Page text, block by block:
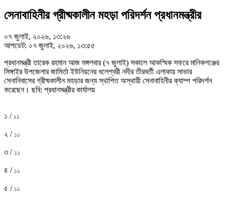
সেনাবাহিনীর গ্রীষ্মকালীন মহড়া পরিদর্শন প্রধানমন্ত্রীর
০৭ জুলাই, ২০২৬, ১৩:২৬
আপডেট: ০৭ জুলাই, ২০২৬, ১৩:৫৫
প্রধানমন্ত্রী তারেক রহমান আজ মঙ্গলবার (৭ জুলাই) সকালে আকস্মিক সফরে মানিকগঞ্জের
সিঙ্গাইর উপজেলার জামির্তা ইউনিয়নের ধলেশ্বরী নদীর তীরবর্তী এলাকায় সাভার
সেনানিবাসের গ্রীষ্মকালীন মহড়ার জন্য স্থাপিত অস্থায়ী সেনাবাহিনীর ক্যাম্প পরিদর্শন
করেছেন। ছবি: প্রধানমন্ত্রীর কার্যালয়
১ / ১১
২ / ১১
৩ / ১১
৪ / ১১
৫ / ১১